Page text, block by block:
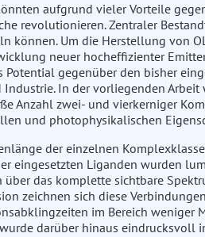
aufgrund vieler Vorteile
revolutionieren. Zentraler
können. Um die Herstellung von
neuer hocheffizienter
gegenüber den bisher
In der vorliegenden Arbeit
Anzahl zwei- und vierkerniger
und photophysikalischen
der einzelnen
eingesetzten Liganden wurden
das komplette sichtbare
zeichnen sich diese
im Bereich weniger
darüber hinaus eindrucksvoll